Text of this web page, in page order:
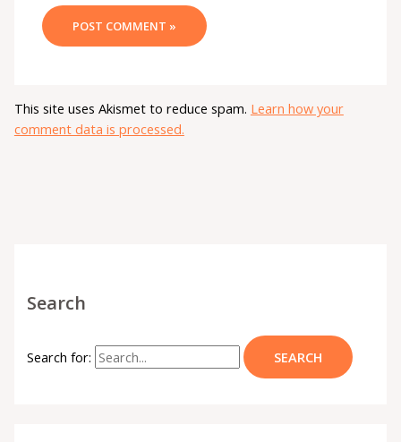
This site uses Akismet to reduce spam. Learn how your
comment data is processed.
Search
Search for: